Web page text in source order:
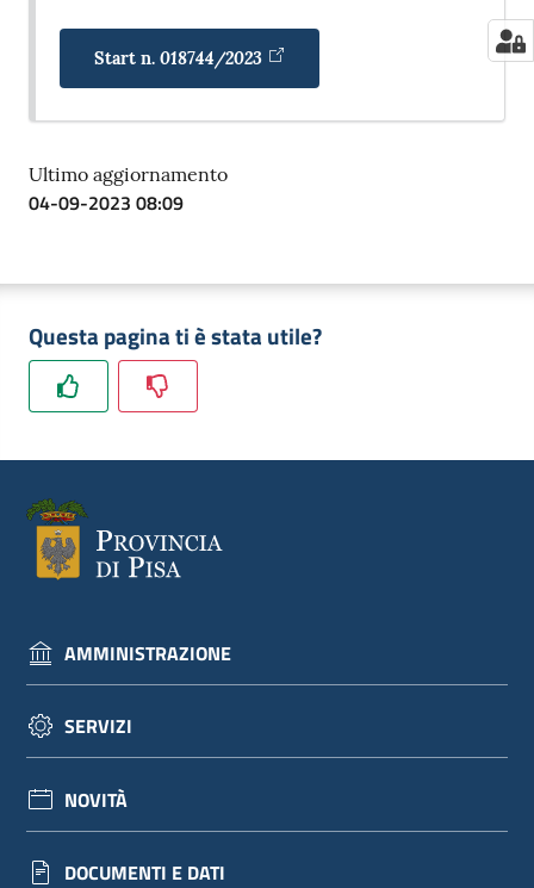
Start n. 018744/2023
Ultimo aggiornamento
04-09-2023 08:09
Questa pagina ti è stata utile?
AMMINISTRAZIONE
SERVIZI
NOVITÀ
DOCUMENTI E DATI